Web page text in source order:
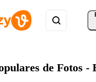
de Fotos -